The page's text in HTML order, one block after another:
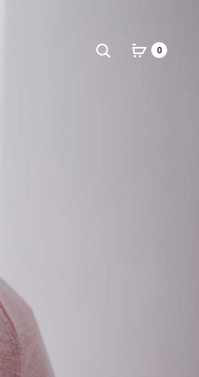
Search 0